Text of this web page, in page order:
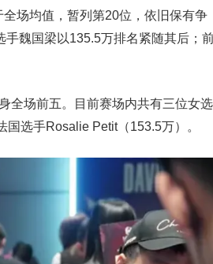
场均值，暂列第20位，依旧保有争
手魏国梁 以135.5万排名紧随其后；
全场前五。目前赛场内共有三位女选
选手Rosalie Petit（153.5万）。